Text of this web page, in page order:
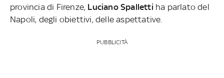
provincia di Firenze, Luciano Spalletti ha parlato del
Napoli, degli obiettivi, delle aspettative.
PUBBLICITÀ